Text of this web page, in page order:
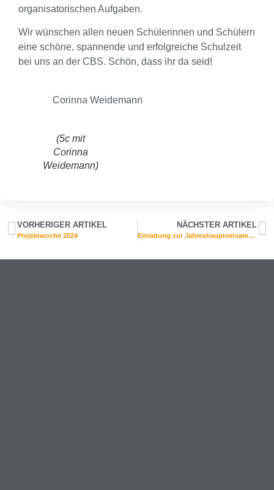
organisatorischen Aufgaben.
Wir wünschen allen neuen Schülerinnen und Schülern
eine schöne, spannende und erfolgreiche Schulzeit
bei uns an der CBS. Schön, dass ihr da seid!
Corinna Weidemann
(5c mit
Corinna
Weidemann)
VORHERIGER ARTIKEL
Projektwoche 2024
NÄCHSTER ARTIKEL
Einladung zur Jahreshauptversammlung des Fördervereins